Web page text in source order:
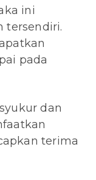
ini
tersendiri.
pada
dan
terima